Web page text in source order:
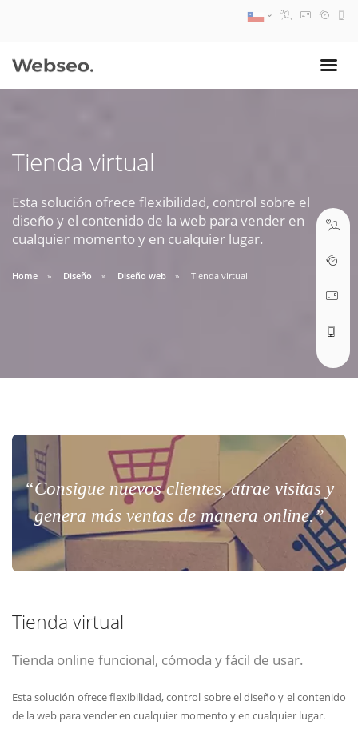
Tienda virtual
Esta solución ofrece flexibilidad, control sobre el
diseño y el contenido de la web para vender en
cualquier momento y en cualquier lugar.
Home Diseño Diseño web Tienda virtual
“Consigue nuevos clientes, atrae visitas y
genera más ventas de manera online.”
Tienda virtual
Tienda online funcional, cómoda y fácil de usar.
Esta solución ofrece flexibilidad, control sobre el diseño y el contenido
de la web para vender en cualquier momento y en cualquier lugar.
09:30 AM A 18:30 PM
soporte@webseo.cl
ABRIR TICKET